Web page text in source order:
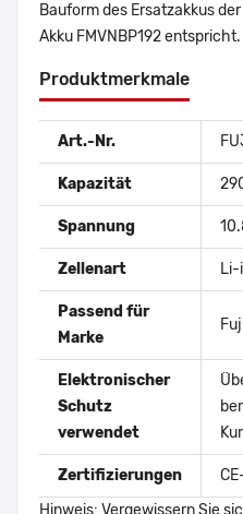
Bauform des Ersatzakkus
Akku FMVNBP192 entspricht.
Produktmerkmale
Art.-Nr.
Kapazität
Spannung
Zellenart Li-
Passend für
Marke
Elektronischer
Schutz
verwendet
Zertifizierungen